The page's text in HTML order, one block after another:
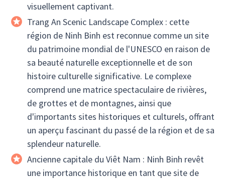
visuellement captivant.
Trang An Scenic Landscape Complex : cette
région de Ninh Binh est reconnue comme un site
du patrimoine mondial de l'UNESCO en raison de
sa beauté naturelle exceptionnelle et de son
histoire culturelle significative. Le complexe
comprend une matrice spectaculaire de rivières,
de grottes et de montagnes, ainsi que
d'importants sites historiques et culturels, offrant
un aperçu fascinant du passé de la région et de sa
splendeur naturelle.
Ancienne capitale du Viêt Nam : Ninh Binh revêt
une importance historique en tant que site de